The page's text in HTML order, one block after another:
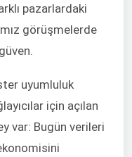
pazarlardaki
görüşmelerde
uyumluluk
için açılan
var: Bugün verileri